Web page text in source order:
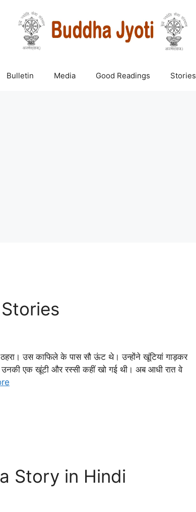
Bulletin Media Good Readings Stories
उस काफिले के पास सौ ऊंट थे। उन्होंने खूंटियां गाड़कर
एक खूंटी और रस्सी कहीं खो गई थी। अब आधी रात वे
Story in Hindi